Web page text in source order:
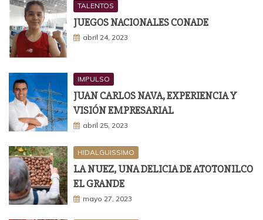
TALENTOS
JUEGOS NACIONALES CONADE
abril 24, 2023
IMPULSO
JUAN CARLOS NAVA, EXPERIENCIA Y
VISIÓN EMPRESARIAL
abril 25, 2023
HIDALGUISSIMO
LA NUEZ, UNA DELICIA DE ATOTONILCO
EL GRANDE
mayo 27, 2023